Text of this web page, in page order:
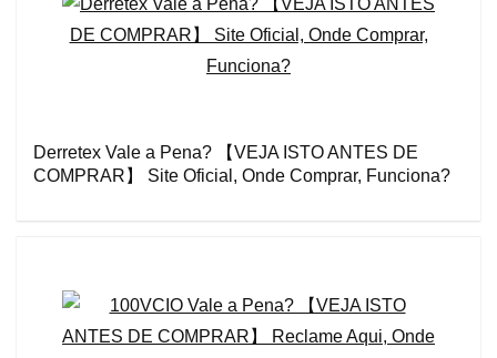
Derretex Vale a Pena? 【VEJA ISTO ANTES DE
COMPRAR】 Site Oficial, Onde Comprar, Funciona?